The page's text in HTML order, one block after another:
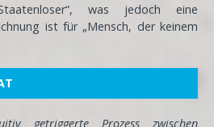
was jedoch eine
ist für „Mensch, der keinem
getriggerte Prozess zwischen